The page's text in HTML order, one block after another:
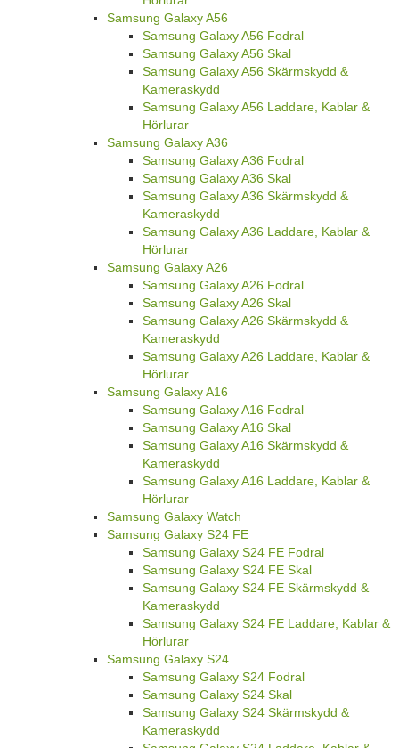
Samsung Galaxy A56
Samsung Galaxy A56 Fodral
Samsung Galaxy A56 Skal
Samsung Galaxy A56 Skärmskydd &
Kameraskydd
Samsung Galaxy A56 Laddare, Kablar &
Hörlurar
Samsung Galaxy A36
Samsung Galaxy A36 Fodral
Samsung Galaxy A36 Skal
Samsung Galaxy A36 Skärmskydd &
Kameraskydd
Samsung Galaxy A36 Laddare, Kablar &
Hörlurar
Samsung Galaxy A26
Samsung Galaxy A26 Fodral
Samsung Galaxy A26 Skal
Samsung Galaxy A26 Skärmskydd &
Kameraskydd
Samsung Galaxy A26 Laddare, Kablar &
Hörlurar
Samsung Galaxy A16
Samsung Galaxy A16 Fodral
Samsung Galaxy A16 Skal
Samsung Galaxy A16 Skärmskydd &
Kameraskydd
Samsung Galaxy A16 Laddare, Kablar &
Hörlurar
Samsung Galaxy Watch
Samsung Galaxy S24 FE
Samsung Galaxy S24 FE Fodral
Samsung Galaxy S24 FE Skal
Samsung Galaxy S24 FE Skärmskydd &
Kameraskydd
Samsung Galaxy S24 FE Laddare, Kablar &
Hörlurar
Samsung Galaxy S24
Samsung Galaxy S24 Fodral
Samsung Galaxy S24 Skal
Samsung Galaxy S24 Skärmskydd &
Kameraskydd